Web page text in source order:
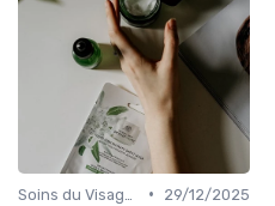
•
29/12/2025